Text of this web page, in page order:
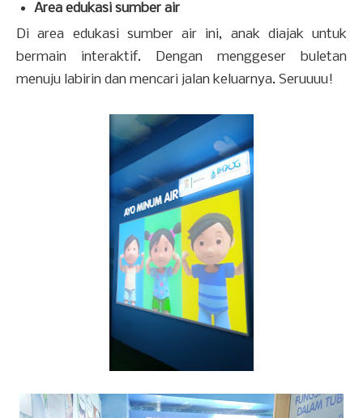
Area edukasi sumber air
Di area edukasi sumber air ini, anak diajak untuk
bermain interaktif. Dengan menggeser buletan
menuju labirin dan mencari jalan keluarnya. Seruuuu!